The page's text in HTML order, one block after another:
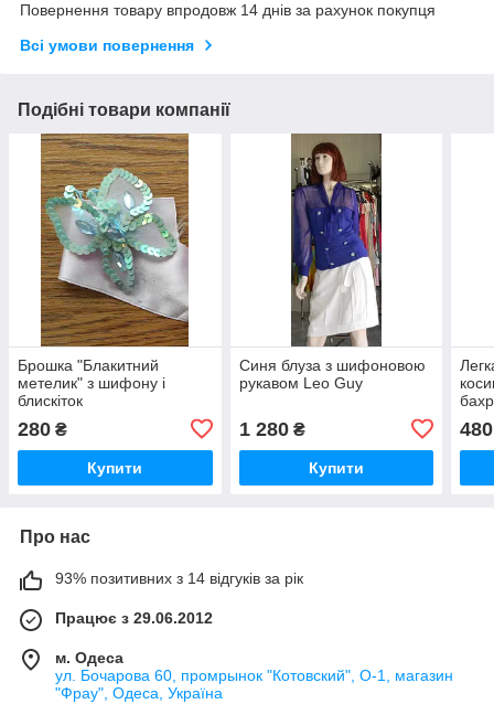
Повернення товару впродовж 14 днів за рахунок покупця
Всі умови повернення
Подібні товари компанії
Брошка "Блакитний
метелик" з шифону і
блискіток
280 ₴
Купити
Синя блуза з шифоновою
рукавом Leo Guy
1 280₴
Купити
480
Про нас
93% позитивних з 14 відгуків за рік
Працює з 29.06.2012
м. Одеса
ул. Бочарова 60, промрынок "Котовский", О-1, магазин
"Фрау", Одеса, Україна